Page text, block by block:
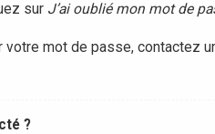
sur J’ai oublié mon mot de
mot de passe, contactez
?